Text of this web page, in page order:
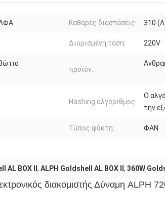
Καθαρές διαστάσεις: 310
Διορισμένη τάση: 220V
προϊόν:
Hashing αλγόριθμος:
Ο
την
Τύπος ψύκτη: ΦΑΝ
BOX ΙΙ , ALPH Goldshell AL BOX ΙΙ , 360W
διακομιστής Δύναμη ALPH